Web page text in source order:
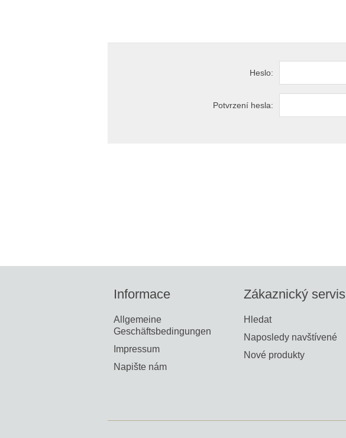
Heslo:
Potvrzení hesla:
Informace
Allgemeine
Geschäftsbedingungen
Impressum
Napište nám
Zákaznický servis
Hledat
Naposledy navštívené
Nové produkty